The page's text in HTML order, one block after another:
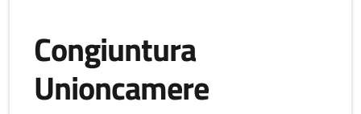
Congiuntura
Unioncamere